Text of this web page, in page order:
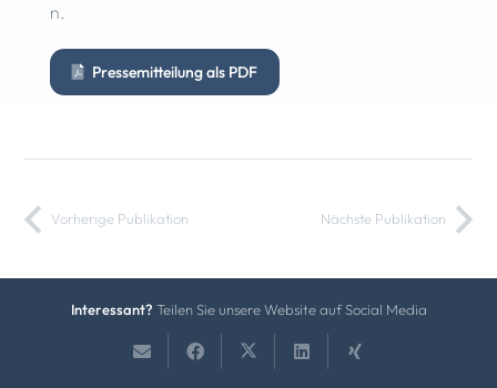
n.
Pressemitteilung als PDF
Vorherige Publikation Nächste Publikation
Interessant? Teilen Sie unsere Website auf Social Media